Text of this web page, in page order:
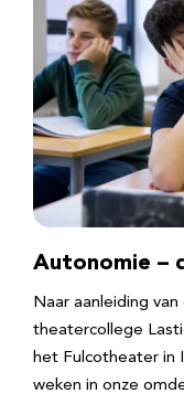
Autonomie –
Naar aanleiding
theatercollege
het Fulcotheater in
weken in onze